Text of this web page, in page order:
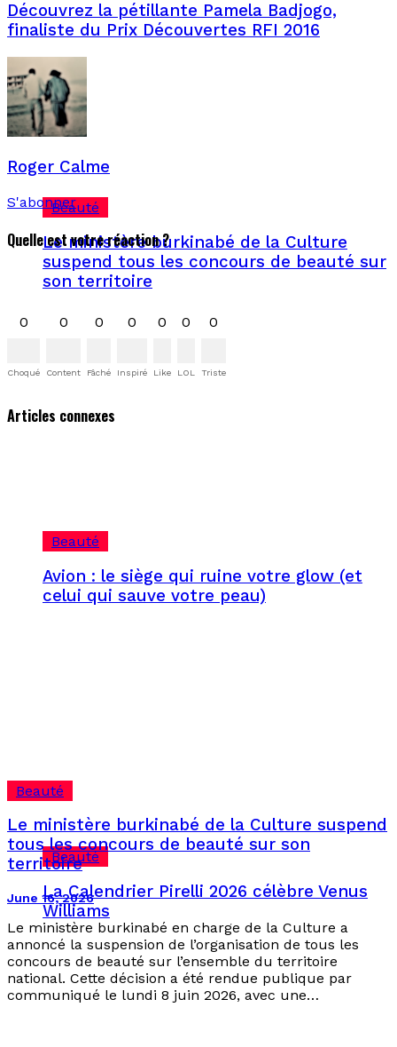
Beauté
Le ministère burkinabé de la Culture
suspend tous les concours de beauté sur
son territoire
Beauté
Avion : le siège qui ruine votre glow (et
celui qui sauve votre peau)
Beauté
La Calendrier Pirelli 2026 célèbre Venus
Williams
Découvrez la pétillante Pamela Badjogo,
finaliste du Prix Découvertes RFI 2016
Roger Calme
S'abonner
Quelle est votre réaction ?
0
Choqué
0
Content
0
Fâché
0
Inspiré
0
Like
0
LOL
0
Triste
Articles connexes
Beauté
Le ministère burkinabé de la Culture suspend
tous les concours de beauté sur son
territoire
June 16, 2026
Le ministère burkinabé en charge de la Culture a
annoncé la suspension de l’organisation de tous les
concours de beauté sur l’ensemble du territoire
national. Cette décision a été rendue publique par
communiqué le lundi 8 juin 2026, avec une…